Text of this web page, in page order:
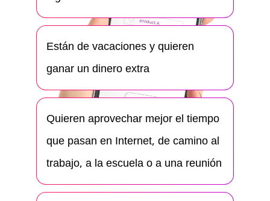
Están de vacaciones y quieren
ganar un dinero extra
Quieren aprovechar mejor el tiempo
que pasan en Internet, de camino al
trabajo, a la escuela o a una reunión